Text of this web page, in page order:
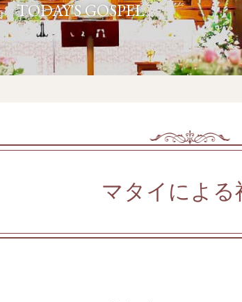
TODAY'S GOSPEL
マタイによる